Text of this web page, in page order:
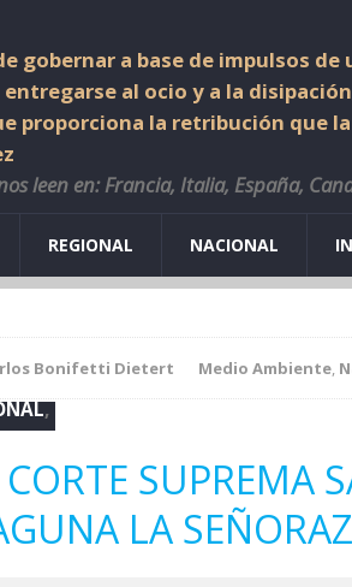
gobernar a base de impulsos
al ocio y a la
proporciona la retribución que
leen en: Francia, Italia, España,
REGIONAL NACIONAL
Bonifetti Dietert Medio Ambiente,
,
SUPREMA
LA